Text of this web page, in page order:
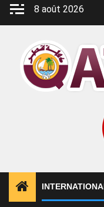
Aller
8 août 2026